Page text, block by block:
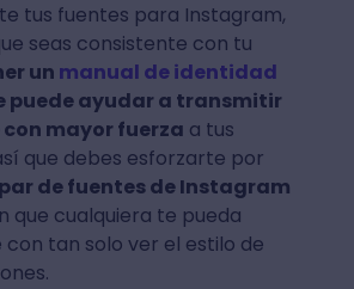
tus fuentes para Instagram,
seas consistente con tu
un manual de identidad
puede ayudar a transmitir
mayor fuerza a tus
que debes esforzarte por
de fuentes de Instagram
que cualquiera te pueda
tan solo ver el estilo de